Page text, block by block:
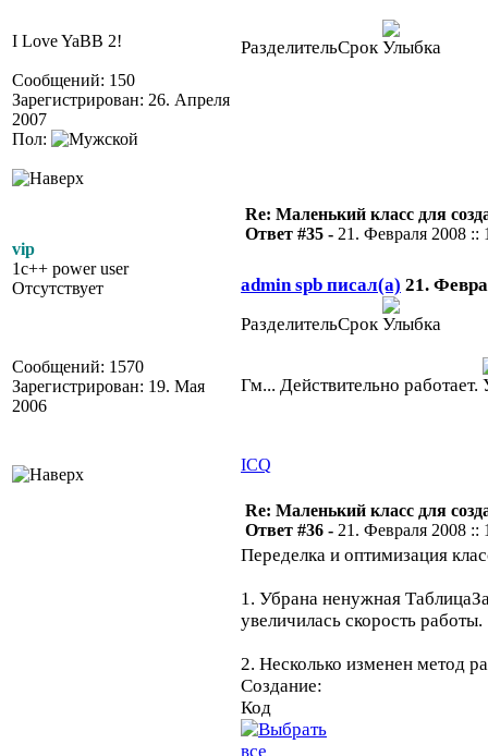
I Love YaBB 2!
Сообщений: 150
Зарегистрирован: 26. Апреля
2007
Пол:
РазделительСрок
vip
1c++ power user
Отсутствует
Сообщений: 1570
Зарегистрирован: 19. Мая
2006
Re: Маленький класс для
Ответ #35 - 21. Февраля 2008 ::
admin spb писал(а) 21.
РазделительСрок
Гм... Действительно работает.
ICQ
Re: Маленький класс для
Ответ #36 - 21. Февраля 2008 ::
Переделка и оптимизация
1. Убрана ненужная
увеличилась скорость работы.
2. Несколько изменен метод
Создание:
Код